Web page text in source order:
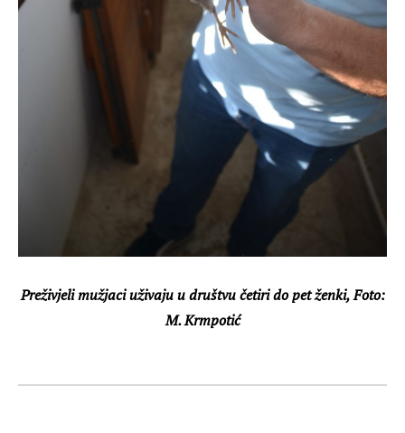
Preživjeli mužjaci uživaju u društvu četiri do pet ženki, Foto:
M. Krmpotić